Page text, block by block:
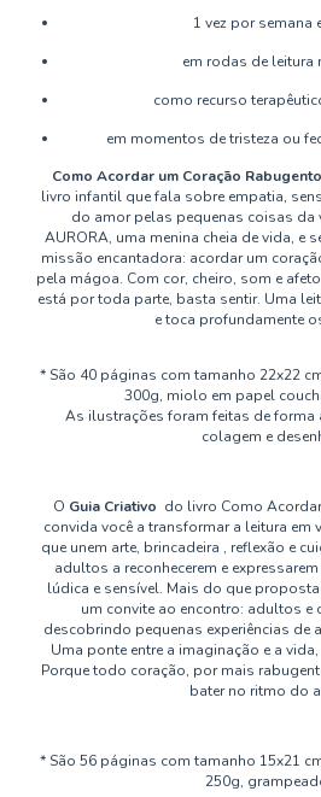
1 vez por semana
em rodas de leitura
como recurso
em momentos de tristeza ou
Como Acordar um Coração Rabugento
livro infantil que fala sobre empatia,
do amor pelas pequenas coisas
AURORA, uma menina cheia de vida, e
missão encantadora: acordar um
pela mágoa. Com cor, cheiro, som e
está por toda parte, basta sentir. Uma
e toca profundamente
* São 40 páginas com tamanho 22x22
300g, miolo em papel
As ilustrações foram feitas de forma
colagem e
O Guia Criativo do livro Como
convida você a transformar a leitura em
que unem arte, brincadeira , reflexão e
adultos a reconhecerem e
lúdica e sensível. Mais do que
um convite ao encontro: adultos e
descobrindo pequenas experiências de
Uma ponte entre a imaginação e a
Porque todo coração, por mais
bater no ritmo do
* São 56 páginas com tamanho 15x21
250g,